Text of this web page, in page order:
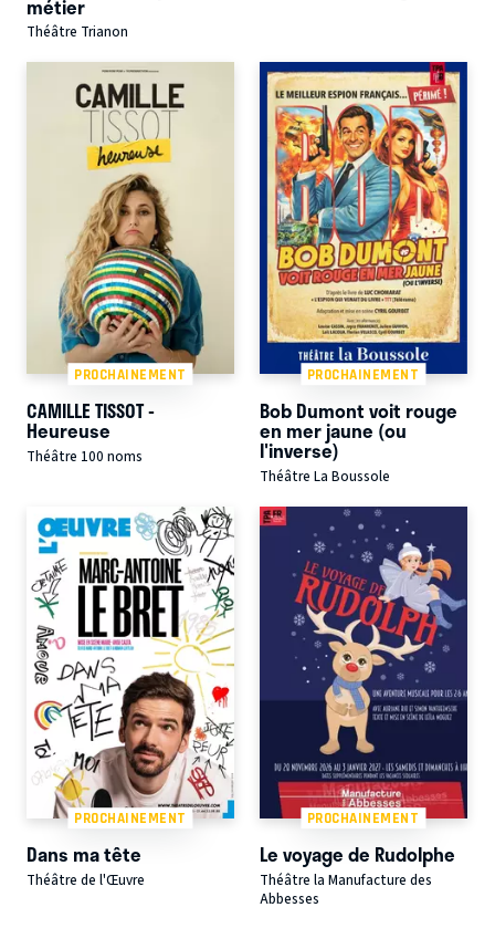
métier
Théâtre Trianon
PROCHAINEMENT
CAMILLE TISSOT -
Heureuse
Théâtre 100 noms
PROCHAINEMENT
Bob Dumont voit rouge
en mer jaune (ou
l'inverse)
Théâtre La Boussole
PROCHAINEMENT
Dans ma tête
Théâtre de l'Œuvre
PROCHAINEMENT
Le voyage de Rudolphe
Théâtre la Manufacture des
Abbesses